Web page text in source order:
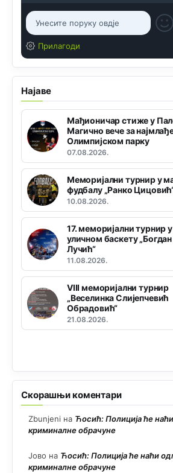
Прилагоди
Најаве
Мађионичар стиже у
Магично вече за
Олимпијском парку
07.08.2026.
Меморијални турнир у
фудбалу „Ранко
10.08.2026.
17. меморијални турнир у
уличном баскету
Лучић“
11.08.2026.
VIII меморијални турнир
„Веселинка Слијепчевић
Обрадовић“
21.08.2026.
Скорашњи коментари
Zbunjeni на Ћосић: Полиција ће
криминалне обрачуне
Јово на Ћосић: Полиција ће наћи
криминалне обрачуне